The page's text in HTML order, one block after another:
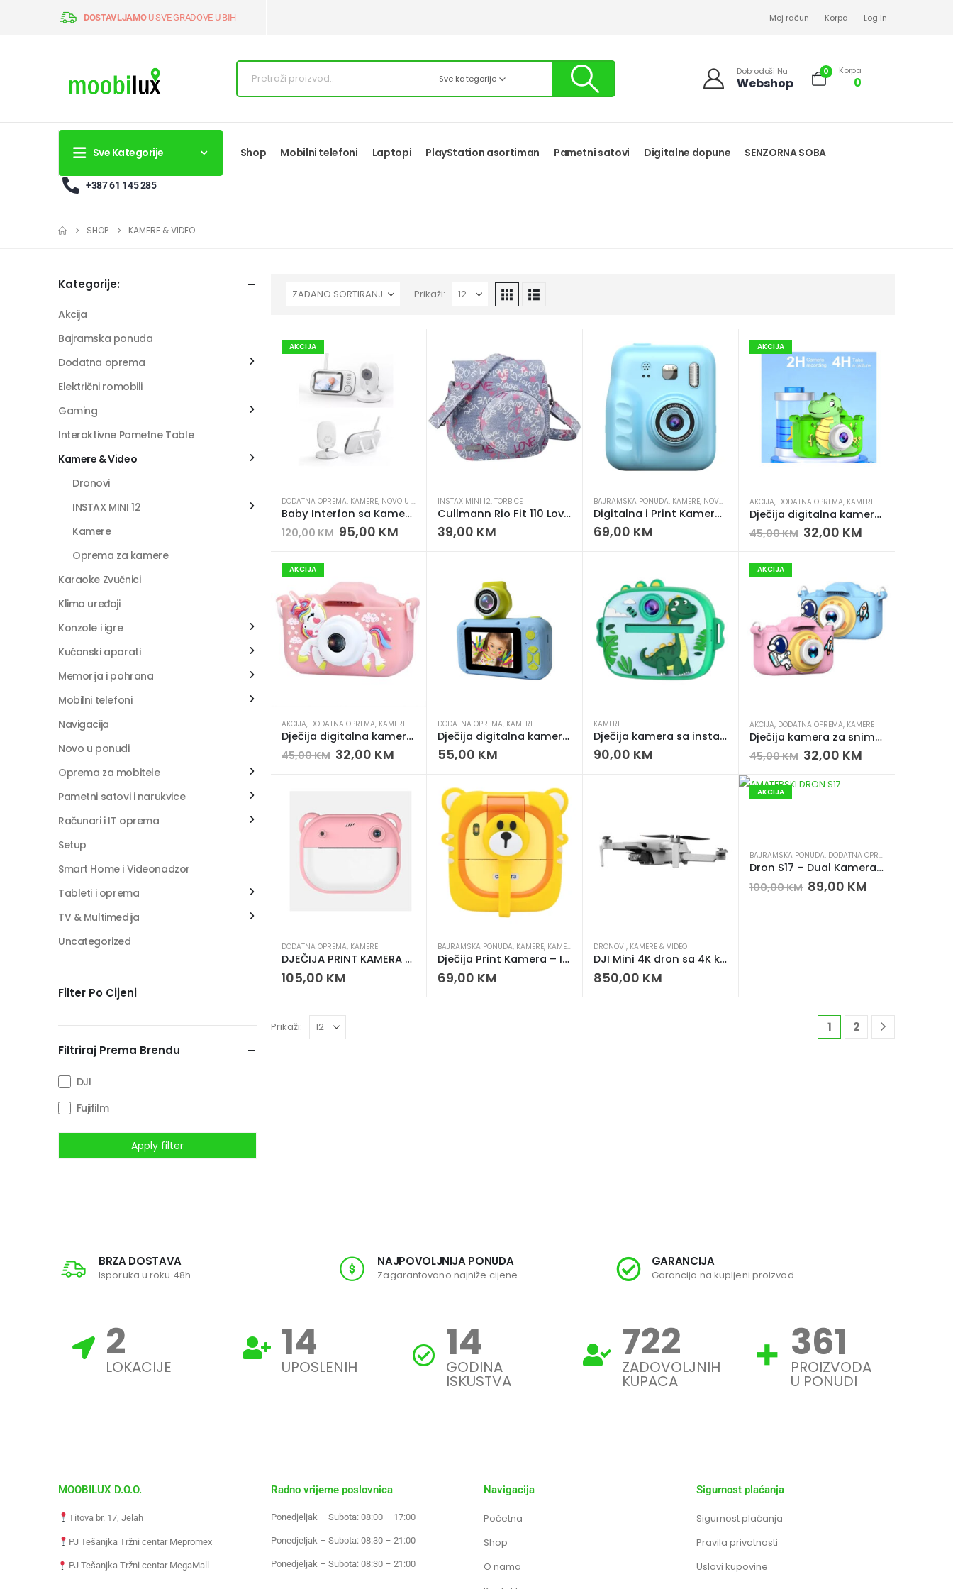
DOSTAVLJAMOU SVE GRADOVE U BIH Moj račun Korpa Log In
Sve kategorije
Dobrodoši Na
Webshop
0 Korpa
0
Sve Kategorije Shop Mobilni telefoni Laptopi PlayStation asortiman Pametni satovi Digitalne dopune SENZORNA SOBA
+387 61 145 285
SHOP KAMERE & VIDEO
Prikaži:
AKCIJA
DODATNA OPREMA, KAMERE, NOVO U PONUDI
Baby Interfon sa Kamerom – 1080P HD Baby Monitor, 3.5” LCD, noćni mod
120,00KM 95,00 KM
INSTAX MINI 12, TORBICE
Cullmann Rio Fit 110 Love torbica za Instax Mini 12 – futrola
39,00 KM
BAJRAMSKA PONUDA, KAMERE, NOVO U PONUDI
Digitalna i Print Kamera Y300H – Dječija kamera sa instant štampanjem i 2.0” IPS ekranom
69,00 KM
AKCIJA
AKCIJA, DODATNA OPREMA, KAMERE
Dječija digitalna kamera – 1000mAh baterija, 2 leće, 32GB podrška
45,00KM 32,00 KM
AKCIJA
AKCIJA, DODATNA OPREMA, KAMERE
Dječija digitalna kamera – 1000mAh baterija, 2 leće, 32GB podrška
45,00KM 32,00 KM
DODATNA OPREMA, KAMERE
Dječija digitalna kamera – 1080P, 40MP, rotirajući objektiv, igre
55,00 KM
KAMERE
Dječija kamera sa instant termalnim printanjem AM400
90,00 KM
AKCIJA
AKCIJA, DODATNA OPREMA, KAMERE
Dječija kamera za snimanje – 1000mAh, 2 leće, 32GB
45,00KM 32,00 KM
DODATNA OPREMA, KAMERE
DJEČIJA PRINT KAMERA – DJEČIJA PRINT KAMERA INSTANT FOTO I VIDEO KAMERA
105,00 KM
BAJRAMSKA PONUDA, KAMERE, KAMERE & VIDEO ,NOVO U PONUDI
Dječija Print Kamera – Instant Kamera za Djecu sa 2.4” IPS ekranom i 180° objektivom
69,00 KM
DRONOVI, KAMERE & VIDEO
DJI Mini 4K dron sa 4K kamerom
850,00 KM
AKCIJA
BAJRAMSKA PONUDA, DODATNA OPREMA
Dron S17 – Dual Kamera, Optički Flow, Izbjegavanje Prepreka
100,00KM 89,00 KM
Prikaži: 1 2
Kategorije:
Akcija
Bajramska ponuda
Dodatna oprema
Električni romobili
Gaming
Interaktivne Pametne Table
Kamere & Video
Dronovi
INSTAX MINI 12
Kamere
Oprema za kamere
Karaoke Zvučnici
Klima uređaji
Konzole i igre
Kućanski aparati
Memorija i pohrana
Mobilni telefoni
Navigacija
Novo u ponudi
Oprema za mobitele
Pametni satovi i narukvice
Računari i IT oprema
Setup
Smart Home i Videonadzor
Tableti i oprema
TV & Multimedija
Uncategorized
Filter Po Cijeni
Filtriraj Prema Brendu
DJI
Fujifilm
Apply filter
BRZA DOSTAVA
Isporuka u roku 48h
NAJPOVOLJNIJA PONUDA
Zagarantovano najniže cijene.
GARANCIJA
Garancija na kupljeni proizvod.
3
LOKACIJE 18
UPOSLENIH 18
GODINA
ISKUSTVA
900
ZADOVOLJNIH
KUPACA
450
PROIZVODA
U PONUDI
MOOBILUX D.O.O.
Titova br. 17, Jelah
PJ Tešanjka Tržni centar Mepromex
PJ Tešanjka Tržni centar MegaMall
Radno vrijeme poslovnica
Ponedjeljak – Subota: 08:00 – 17:00
Ponedjeljak – Subota: 08:30 – 21:00
Ponedjeljak – Subota: 08:30 – 21:00
Navigacija
Početna
Shop
O nama
Sigurnost plaćanja
Sigurnost plaćanja
Pravila privatnosti
Uslovi kupovine